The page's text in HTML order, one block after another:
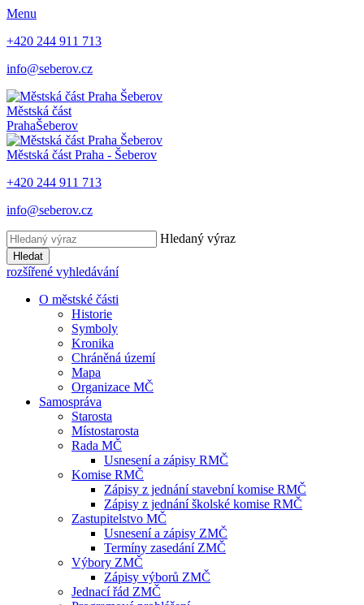
Menu
+420 244 911 713
info@seberov.cz
Městská část
PrahaŠeberov
Městská část Praha - Šeberov
+420 244 911 713
info@seberov.cz
Hledaný výraz
Hledat
rozšířené vyhledávání
O městské části
Historie
Symboly
Kronika
Chráněná území
Mapa
Organizace MČ
Samospráva
Starosta
Místostarosta
Rada MČ
Usnesení a zápisy RMČ
Komise RMČ
Zápisy z jednání stavební komise RMČ
Zápisy z jednání školské komise RMČ
Zastupitelstvo MČ
Usnesení a zápisy ZMČ
Termíny zasedání ZMČ
Výbory ZMČ
Zápisy výborů ZMČ
Jednací řád ZMČ